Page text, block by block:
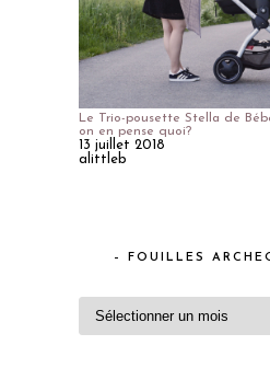
Le Trio-pousette Stella de
on en pense quoi?
13 juillet 2018
alittleb
– FOUILLES